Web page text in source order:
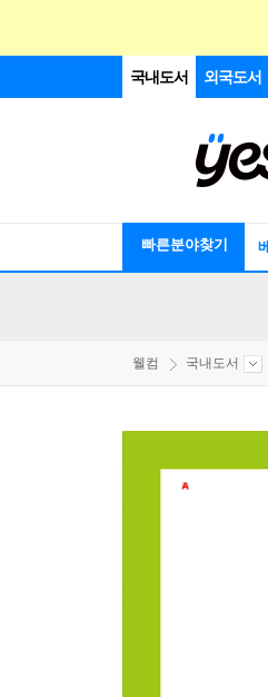
국내도서 외국도서
빠른분야찾기
웰컴 국내도서